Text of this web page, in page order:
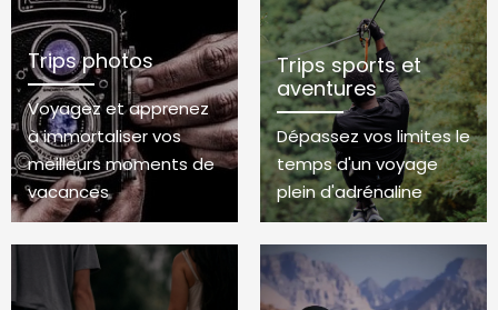
Trips photos
Voyagez et apprenez
à immortaliser vos
meilleurs moments de
vacances
Trips sports et
aventures
Dépassez vos limites le
temps d'un voyage
plein d'adrénaline